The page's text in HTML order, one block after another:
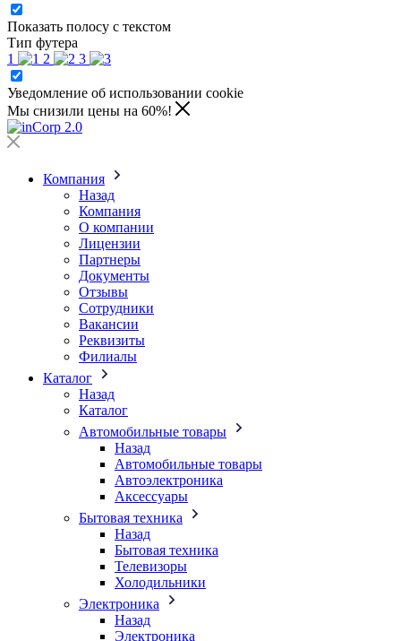
Показать полосу с текстом
Тип футера
1
2 3
Уведомление об использовании cookie
Мы снизили цены на 60%!
Компания
Назад
Компания
О компании
Лицензии
Партнеры
Документы
Отзывы
Сотрудники
Вакансии
Реквизиты
Филиалы
Каталог
Назад
Каталог
Автомобильные товары
Назад
Автомобильные товары
Автоэлектроника
Аксессуары
Бытовая техника
Назад
Бытовая техника
Телевизоры
Холодильники
Электроника
Назад
Электроника